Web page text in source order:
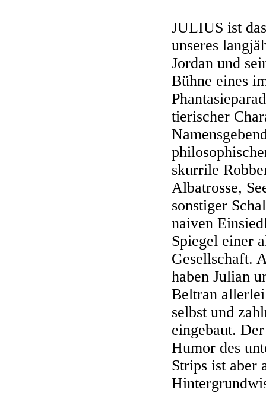
JULIUS ist
unseres
Jordan und
Bühne eines
tierischer
skurrile
Albatrosse,
sonstiger
naiven
Spiegel einer
Gesellschaft.
haben Julian
Beltran
selbst und
eingebaut.
Humor des
Strips ist aber